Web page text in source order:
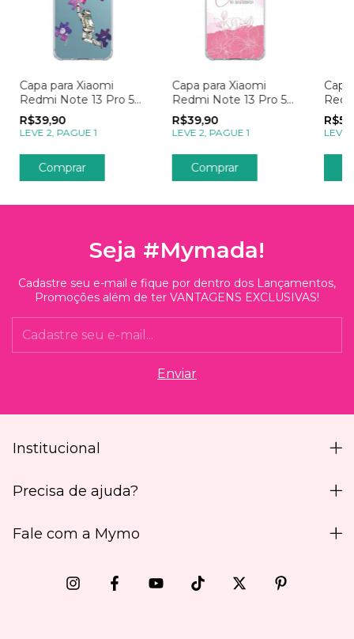
Capa para Xiaomi
Redmi Note 13 Pro 5g
Galáxia Explorando o
Universo Rosa
R$39,90
LEVE 2, PAGUE 1
Comprar
Capa para Xiaomi
Redmi Note 13 Pro 5g
Confie Na Sua
Jornada
R$39,90
LEVE 2, PAGUE 1
Comprar
com
LEVE
Seja #Mymada!
Cadastre seu e-mail e fique por dentro dos Lançamentos,
Promoções além de ter VANTAGENS EXCLUSIVAS!
Institucional
Precisa de ajuda?
Fale com a Mymo